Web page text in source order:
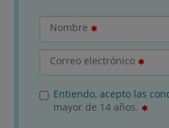
Nombre
Correo electrónico
Entiendo, acepto las
mayor de 14 años.